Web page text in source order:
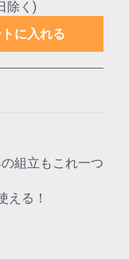
除く)
に入れる
組立もこれ一つ
える！